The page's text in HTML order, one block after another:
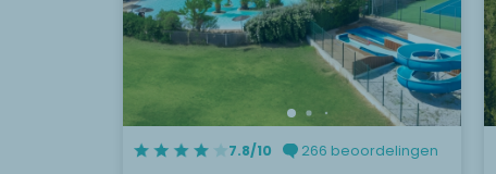
7.8/10 266 beoordelingen